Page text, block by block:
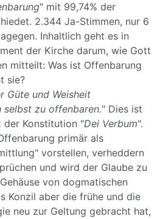
" mit 99,74% der
2.344 Ja-Stimmen, nur 6
Inhaltlich geht es in
der Kirche darum, wie Gott
mitteilt: Was ist Offenbarung
sie?
Güte und Weisheit
selbst zu offenbaren." Dies ist
der Konstitution "Dei Verbum".
primär als
vorstellen, verheddern
und wird der Glaube zu
von dogmatischen
Konzil aber die frühe und die
neu zur Geltung gebracht hat,